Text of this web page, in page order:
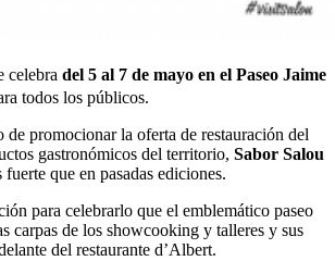
celebra del 5 al 7 de mayo en el Paseo Jaime
todos los públicos.
promocionar la oferta de restauración del
gastronómicos del territorio, Sabor Salou
fuerte que en pasadas ediciones.
para celebrarlo que el emblemático paseo
carpas de los showcooking y talleres y sus
del restaurante d’Albert.